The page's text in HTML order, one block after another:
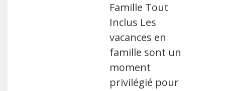
Famille Tout
Inclus Les
vacances en
famille sont un
moment
privilégié pour